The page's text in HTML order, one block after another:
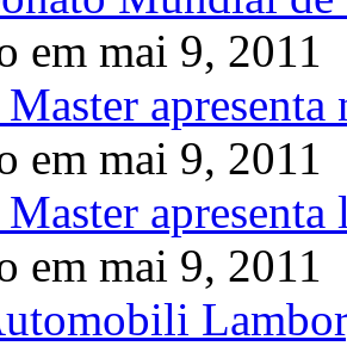
em mai 9, 2011
apresenta
em mai 9, 2011
em mai 9, 2011